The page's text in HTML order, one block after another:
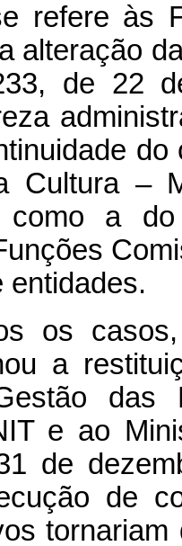
refere às
alteração
de 22
Cultura –
como a
entidades.
os
a
das
e ao
de
de